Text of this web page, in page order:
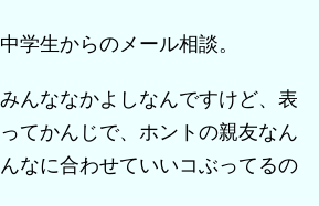
学生からのメール相談。
んななかよしなんですけど、表
てかんじで、ホントの親友なん
なに合わせていいコぶってるの